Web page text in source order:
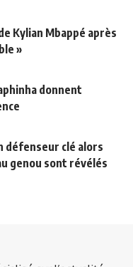
Kylian Mbappé après
»
donnent
défenseur clé alors
genou sont révélés